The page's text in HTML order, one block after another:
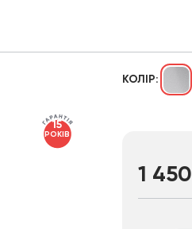
15
РОКІВ
КОЛІР:
1 450